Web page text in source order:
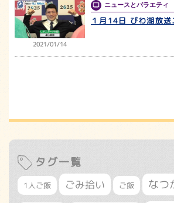
2021/01/14
ニュースとバラエティ
１月14日 びわ湖放送
タグ一覧
1人ご飯 ごみ拾い ご飯 なつ